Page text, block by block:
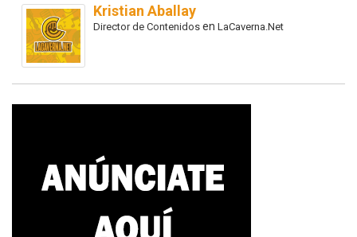
Kristian Aballay
Director de Contenidos en LaCaverna.Net